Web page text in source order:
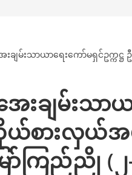
းချမ်းသာ
စားလှယ်အဖွဲ့
ော်ကြည်ညို (